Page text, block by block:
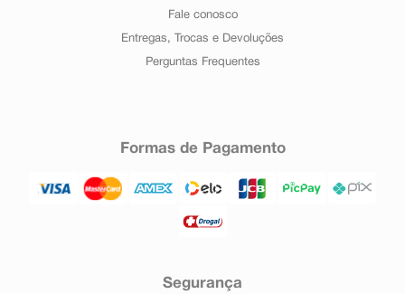
Fale conosco
Entregas, Trocas e Devoluções
Perguntas Frequentes
Formas de Pagamento
Segurança